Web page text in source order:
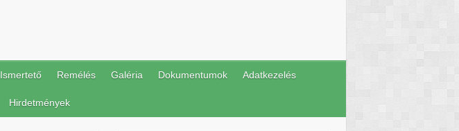
Ismertető Remélés Galéria Dokumentumok Adatkezelés
Hirdetmények